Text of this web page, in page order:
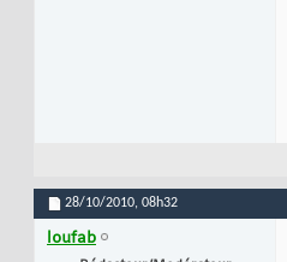
28/10/2010, 08h32
loufab